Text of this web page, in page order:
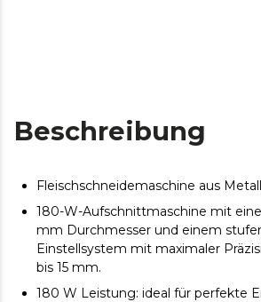
Beschreibung
Fleischschneidemaschine aus Metall
180-W-Aufschnittmaschine mit
mm Durchmesser und einem
Einstellsystem mit maximaler
bis 15 mm.
180 W Leistung: ideal für perfekte